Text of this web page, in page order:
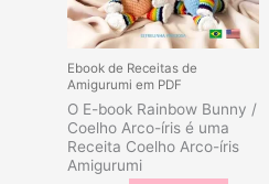
Ebook de Receitas de
Amigurumi em PDF
O E-book Rainbow Bunny /
Coelho Arco-íris é uma
Receita Coelho Arco-íris
Amigurumi